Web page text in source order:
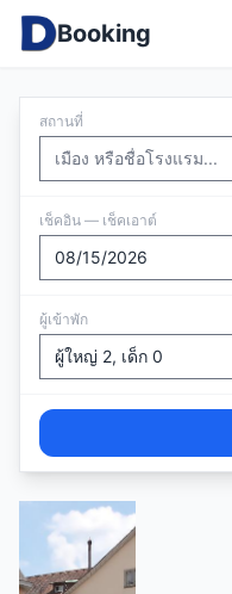
Booking
สถานที่
เช็คอิน — เช็คเอาต์
ผู้เข้าพัก